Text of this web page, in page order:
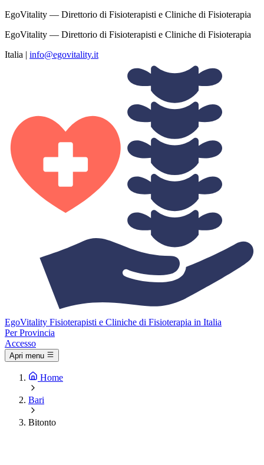
EgoVitality — Direttorio di Fisioterapisti e Cliniche di Fisioterapia
EgoVitality — Direttorio di Fisioterapisti e Cliniche di Fisioterapia
Italia | info@egovitality.it
EgoVitality Fisioterapisti e Cliniche di Fisioterapia in Italia
Per Provincia
Accesso
Apri menu
Home
Bari
Bitonto